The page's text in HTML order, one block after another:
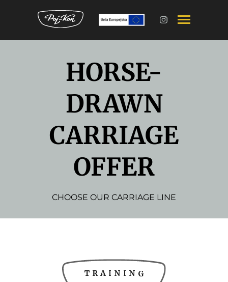
HORSE-
DRAWN
CARRIAGE
OFFER
CHOOSE OUR CARRIAGE LINE